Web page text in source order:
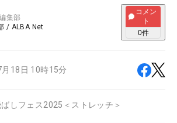
集部
/ ALBA Net
コメン
ト
0件
18日 10時15分
しフェス2025＜ストレッチ＞